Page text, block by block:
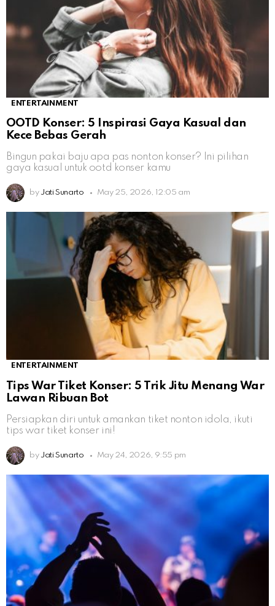
ENTERTAINMENT
OOTD Konser: 5 Inspirasi Gaya Kasual dan
Kece Bebas Gerah
Bingun pakai baju apa pas nonton konser? Ini pilihan
gaya kasual untuk ootd konser kamu
by Jati Sunarto May 25, 2026, 12:05 am
ENTERTAINMENT
Tips War Tiket Konser: 5 Trik Jitu Menang War
Lawan Ribuan Bot
Persiapkan diri untuk amankan tiket nonton idola, ikuti
tips war tiket konser ini!
by Jati Sunarto May 24, 2026, 9:55 pm